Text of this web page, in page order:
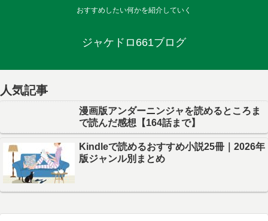
おすすめしたい何かを紹介していく
ジャケドロ661ブログ
人気記事
漫画版アンダーニンジャを読めるところま
で読んだ感想【164話まで】
Kindleで読めるおすすめ小説25冊｜2026年
版ジャンル別まとめ